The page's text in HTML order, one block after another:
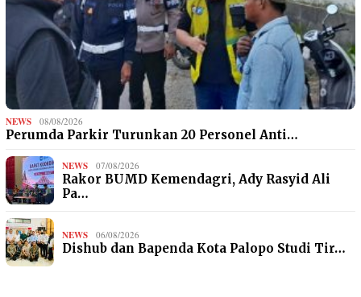
NEWS 08/08/2026
Perumda Parkir Turunkan 20 Personel Anti…
NEWS 07/08/2026
Rakor BUMD Kemendagri, Ady Rasyid Ali
Pa…
NEWS 06/08/2026
Dishub dan Bapenda Kota Palopo Studi Tir…